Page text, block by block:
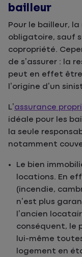
bailleur
Pour le bailleur,
obligatoire, sauf
copropriété.
de s’assurer : la
peut en effet être
l’origine d’un
L’assurance
idéale pour les
la seule
notamment
Le bien
locations. En
(incendie,
n’est plus
l’ancien
conséquent, le
lui-même
logement en